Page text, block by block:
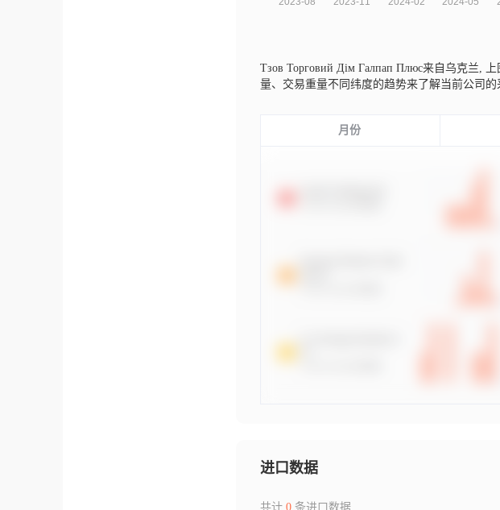
Тзов Торговий Дім Галпап Плюс来自乌克兰,
量、交易重量不同纬度的趋势来了解当前公司的
月份
进口数据
共计 0条进口数据